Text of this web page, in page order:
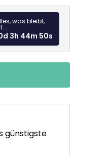
was bleibt,
3h 44m 49s
günstigste